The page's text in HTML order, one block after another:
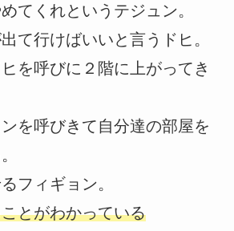
てくれというテジュン。
て行けばいいと言うドヒ。
を呼びに２階に上がってき
を呼びきて自分達の部屋を
フィギョン。
とがわかっている